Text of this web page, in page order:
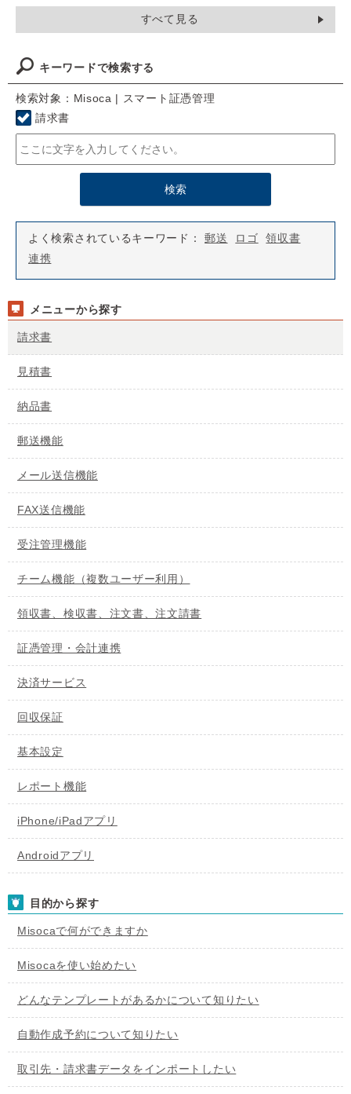
すべて見る
キーワードで検索する
検索対象：Misoca | スマート証憑管理
請求書
よく検索されているキーワード：郵送 ロゴ
領収書
連携
メニューから探す
請求書
見積書
納品書
郵送機能
メール送信機能
FAX送信機能
受注管理機能
チーム機能（複数ユーザー利用）
領収書、検収書、注文書、注文請書
証憑管理・会計連携
決済サービス
回収保証
基本設定
レポート機能
iPhone/iPadアプリ
Androidアプリ
目的から探す
Misocaで何ができますか
Misocaを使い始めたい
どんなテンプレートがあるかについて知りたい
自動作成予約について知りたい
取引先・請求書データをインポートしたい